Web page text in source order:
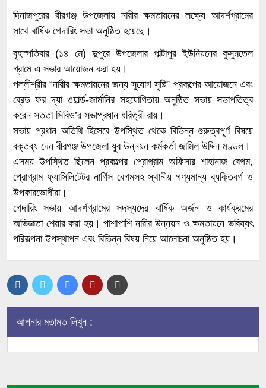
দিনাজপুরের বীরগঞ্জ উপজেলায় নারীর ক্ষমতায়নের লক্ষ্যে আদর্শগ্রামের
সাথে বার্ষিক গেদারিং সভা অনুষ্ঠিত হয়েছে।
বৃহস্পতিবার (১৪ মে) দুপুরে উপজেলার পাল্টাপুর ইউনিয়নের কুসুমতেল
গ্রামে এ সভার আয়োজন করা হয়।
পল্লীশ্রীর “নারীর ক্ষমতায়নের জন্য সুযোগ সৃষ্টি” প্রকল্পের আয়োজনে এবং
ব্রেড ফর দ্যা ওয়ার্ল্ড-জার্মানির সহযোগিতায় অনুষ্ঠিত সভায় সভাপতিত্ব
করেন সততা সিবিও’র সভাপ্রধান ধরিত্রী রায়।
সভায় প্রধান অতিথি হিসেবে উপস্থিত থেকে বিভিন্ন গুরুত্বপূর্ণ বিষয়ে
বক্তব্য দেন বীরগঞ্জ উপজেলা যুব উন্নয়ন কর্মকর্তা জামিল উদ্দিন মণ্ডল।
এসময় উপস্থিত ছিলেন প্রকল্পের প্রোগ্রাম অফিসার শাহানাজ বেগম,
প্রোগ্রাম ফ্যাসিলিটেটর নার্গিস বেগমসহ স্থানীয় গণ্যমান্য ব্যক্তিবর্গ ও
উপকারভোগীরা।
গেদারিং সভায় আদর্শগ্রামের সদস্যদের বার্ষিক অর্জন ও কার্যক্রমের
অভিজ্ঞতা শেয়ার করা হয়। পাশাপাশি নারীর উন্নয়ন ও ক্ষমতায়নে ভবিষ্যৎ
পরিকল্পনা উপস্থাপন এবং বিভিন্ন বিষয় নিয়ে আলোচনা অনুষ্ঠিত হয়।
আপনার মতামত লিখুন :